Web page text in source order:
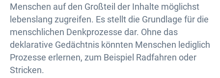
Menschen auf den Großteil der Inhalte möglichst
lebenslang zugreifen. Es stellt die Grundlage für die
menschlichen Denkprozesse dar. Ohne das
deklarative Gedächtnis könnten Menschen lediglich
Prozesse erlernen, zum Beispiel Radfahren oder
Stricken.